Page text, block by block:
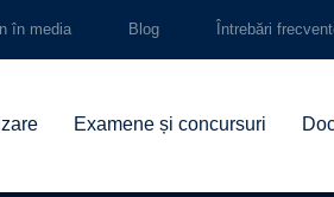
în media Blog Întrebări
Examene și concursuri